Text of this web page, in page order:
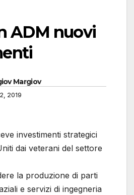
ADM nuovi
Margiov
2019
investimenti strategici
dai veterani del settore
la produzione di parti
e servizi di ingegneria